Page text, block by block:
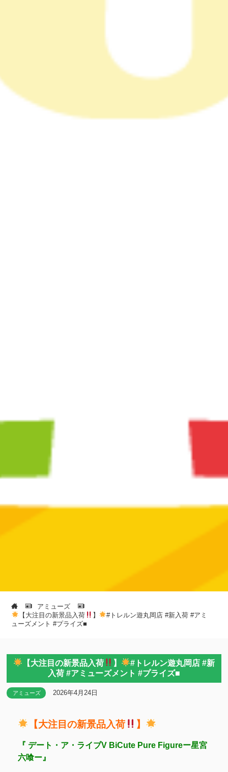
アミューズ
【大注目の新景品入荷
】
#トレルン遊丸岡店 #新入荷 #アミ
ューズメント #プライズ■
【大注目の新景品入荷 】
#トレルン遊丸岡店 #新
入荷 #アミューズメント #プライズ■
アミューズ 2026年4月24日
【大注目の新景品入荷 】
『 デート・ア・ライブV BiCute Pure Figureー星宮
六喰ー』